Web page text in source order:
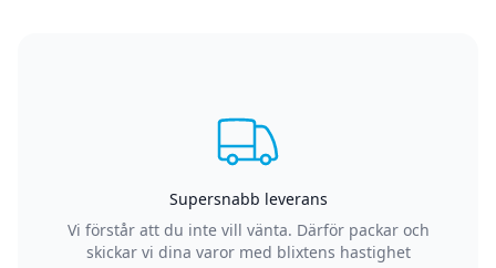
Supersnabb leverans
Vi förstår att du inte vill vänta. Därför packar och
skickar vi dina varor med blixtens hastighet